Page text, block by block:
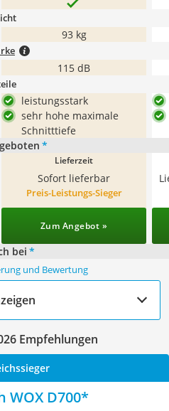
93 kg
115 dB
leistungsstark
sehr hohe maximale
Schnitttiefe
*
Lieferzeit
Sofort lieferbar
Preis-Leistungs-Sieger
Zum Angebot »
bei *
und Bewertung
Empfehlungen
WOX D700